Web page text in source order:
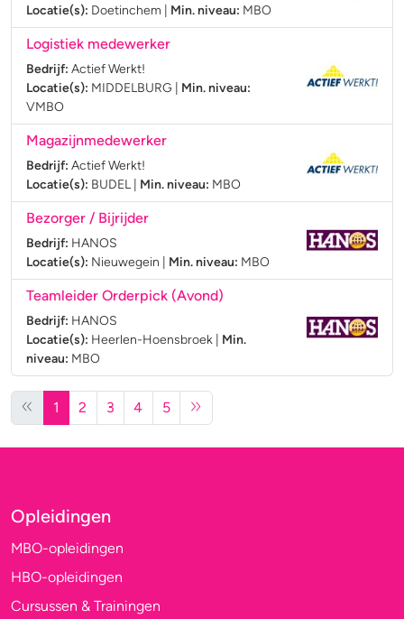
Locatie(s): Doetinchem Min. niveau: MBO
Logistiek medewerker
Bedrijf: Actief Werkt!
Locatie(s): MIDDELBURG
Min. niveau:
VMBO
Magazijnmedewerker
Bedrijf: Actief Werkt!
Locatie(s): BUDEL Min. niveau: MBO
Bezorger / Bijrijder
Bedrijf: HANOS
Locatie(s): Nieuwegein Min. niveau: MBO
Teamleider Orderpick (Avond)
Bedrijf: HANOS
Locatie(s): Heerlen-Hoensbroek
Min.
niveau: MBO
1 2 3 4 5
Opleidingen
MBO-opleidingen
HBO-opleidingen
Cursussen & Trainingen